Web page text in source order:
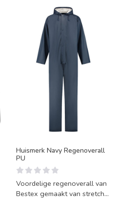
Huismerk Navy Regenoverall
PU
Voordelige regenoverall van
Bestex gemaakt van stretch